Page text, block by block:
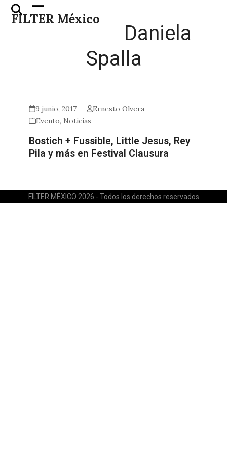
Skip
FILTER México
Open
mobile
Close
mobile
Daniela
Spalla
9 junio, 2017
Ernesto Olvera
Evento, Noticias
Bostich + Fussible, Little Jesus, Rey
Pila y más en Festival Clausura
FILTER MÉXICO 2026 - Todos los derechos reservados